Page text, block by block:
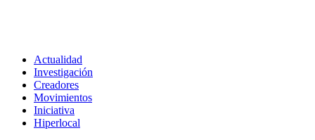
Actualidad
Investigación
Creadores
Movimientos
Iniciativa
Hiperlocal